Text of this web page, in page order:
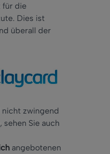
für die
Dies ist
überall der
nicht zwingend
Sie auch
angebotenen